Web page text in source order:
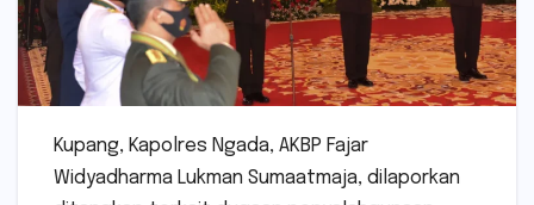
Kupang, Kapolres Ngada, AKBP Fajar
Widyadharma Lukman Sumaatmaja, dilaporkan